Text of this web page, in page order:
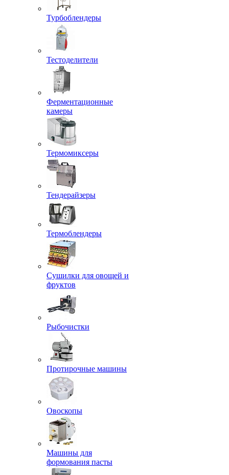
Турбоблендеры
Тестоделители
Ферментационные
камеры
Термомиксеры
Тендерайзеры
Термоблендеры
Сушилки для овощей и
фруктов
Рыбочистки
Протирочные машины
Овоскопы
Машины для
формования пасты